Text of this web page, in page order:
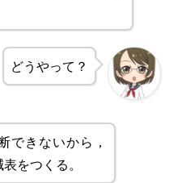
どうやって？
できないから，
をつくる。